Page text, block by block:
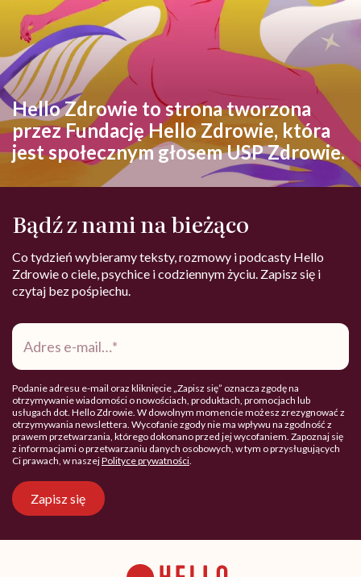
Hello Zdrowie to strona tworzona
przez Fundację Hello Zdrowie, która
jest społecznym głosem USP Zdrowie.
Bądź z nami na bieżąco
Co tydzień wybieramy teksty, rozmowy i podcasty Hello
Zdrowie o ciele, psychice i codziennym życiu. Zapisz się i
czytaj bez pośpiechu.
Adres
mail*
Podanie adresu e-mail oraz kliknięcie „Zapisz się” oznacza zgodę na
otrzymywanie wiadomości o nowościach, produktach, promocjach lub
usługach dot. Hello Zdrowie. W dowolnym momencie możesz zrezygnować z
otrzymywania newslettera. Wycofanie zgody nie ma wpływu na zgodność z
prawem przetwarzania, którego dokonano przed jej wycofaniem. Zapoznaj się
z informacjami o przetwarzaniu danych osobowych, w tym o przysługujących
Ci prawach, w naszejPolityce prywatności.
Zapisz się